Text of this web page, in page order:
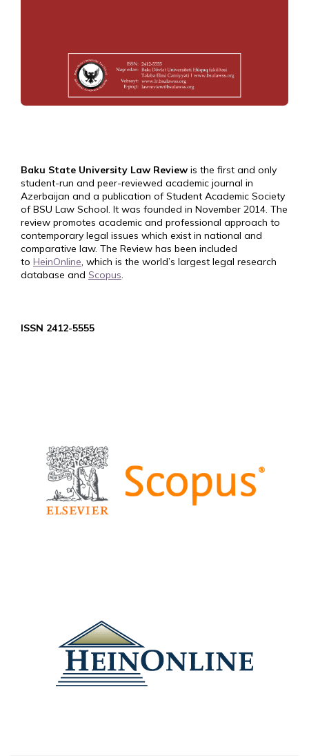
Baku State University Law Review is the first and only
student-run and peer-reviewed academic journal in
Azerbaijan and a publication of Student Academic Society
of BSU Law School. It was founded in November 2014. The
review promotes academic and professional approach to
contemporary legal issues which exist in national and
comparative law. The Review has been included
to HeinOnline, which is the world’s largest legal research
database and Scopus.
ISSN 2412-5555